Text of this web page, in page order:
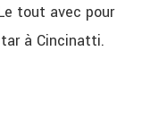
tout avec pour
à Cincinatti.